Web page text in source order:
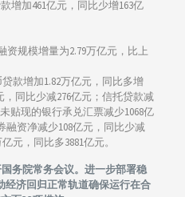
增加461亿元，同比少增163亿
资规模增量为2.79万亿元，比上
款增加1.82万亿元，同比多增
，同比少减276亿元；信托贷款减
贴现的银行承兑汇票减少1068亿
融资净减少108亿元，同比少减
元，同比多3881亿元。
务院常务会议。进一步部署稳
经济回归正常轨道确保运行在合